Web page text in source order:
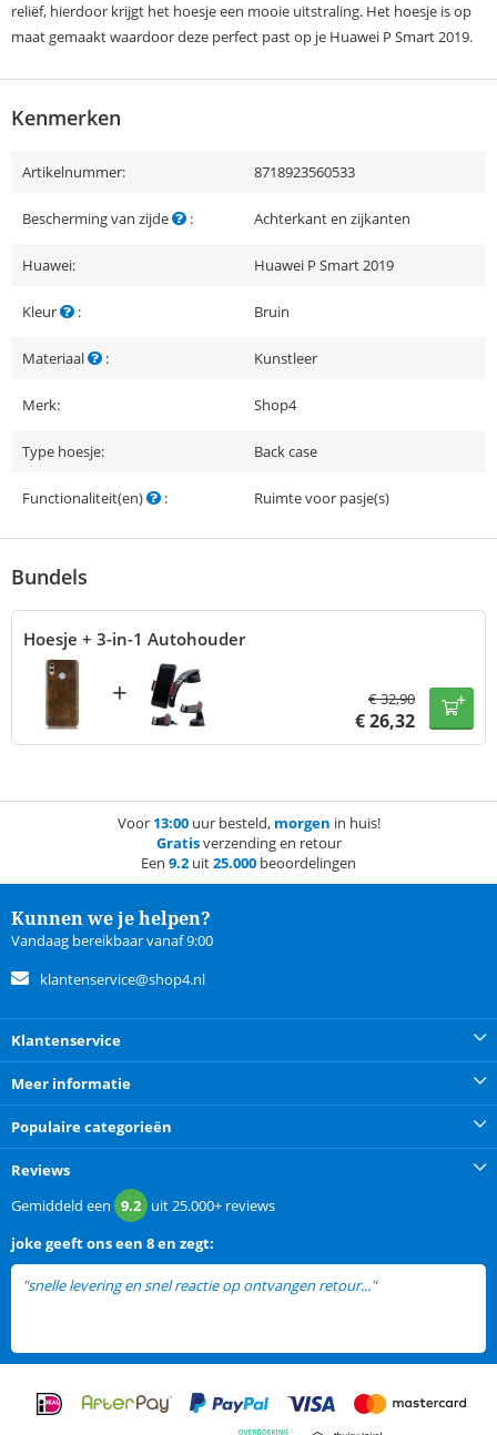
reliëf, hierdoor krijgt het hoesje een mooie uitstraling. Het hoesje is op
maat gemaakt waardoor deze perfect past op je Huawei P Smart 2019.
Kenmerken
Artikelnummer: 8718923560533
Bescherming van zijde : Achterkant en zijkanten
Huawei: Huawei P Smart 2019
Kleur : Bruin
Materiaal : Kunstleer
Merk: Shop4
Type hoesje: Back case
Functionaliteit(en) : Ruimte voor pasje(s)
Bundels
Hoesje + 3-in-1 Autohouder
+ €32,90
€26,32
Voor 13:00uur besteld, morgen in huis!
Gratisverzending en retour
Een 9.2 uit25.000 beoordelingen
Kunnen we je helpen?
Vandaag bereikbaar vanaf 9:00
klantenservice@shop4.nl
Klantenservice
Meer informatie
Populaire categorieën
Reviews
Gemiddeld een 9.2 uit25.000+ reviews
jokegeeft ons een 8 en zegt:
"snelle levering en snel reactie op ontvangen retour..."